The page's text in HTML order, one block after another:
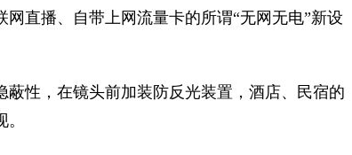
直播、自带上网流量卡的所谓“无网无电”新设
性，在镜头前加装防反光装置，酒店、民宿的